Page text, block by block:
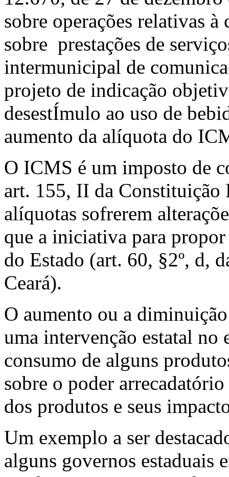
sobre operações relativas
sobre prestações de
intermunicipal de
projeto de indicação
desestÍmulo ao uso de
aumento da alíquota do
O ICMS é um imposto de
art. 155, II da Constituição
alíquotas sofrerem
que a iniciativa para
do Estado (art. 60, §2º, d,
Ceará).
O aumento ou a
uma intervenção estatal
consumo de alguns
sobre o poder
dos produtos e seus
Um exemplo a ser
alguns governos estaduais